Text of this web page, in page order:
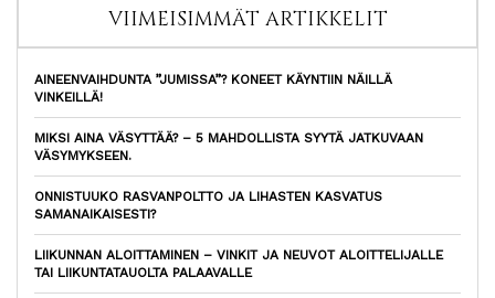
VIIMEISIMMÄT ARTIKKELIT
AINEENVAIHDUNTA ”JUMISSA”? KONEET KÄYNTIIN NÄILLÄ
VINKEILLÄ!
MIKSI AINA VÄSYTTÄÄ? – 5 MAHDOLLISTA SYYTÄ JATKUVAAN
VÄSYMYKSEEN.
ONNISTUUKO RASVANPOLTTO JA LIHASTEN KASVATUS
SAMANAIKAISESTI?
LIIKUNNAN ALOITTAMINEN – VINKIT JA NEUVOT ALOITTELIJALLE
TAI LIIKUNTATAUOLTA PALAAVALLE